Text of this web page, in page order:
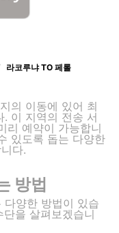
라코루냐 TO 페롤
의 이동에 있어 최
이 지역의 전송 서
리 예약이 가능합니
있도록 돕는 다양한
다.
방법
다양한 방법이 있습
을 살펴보겠습니